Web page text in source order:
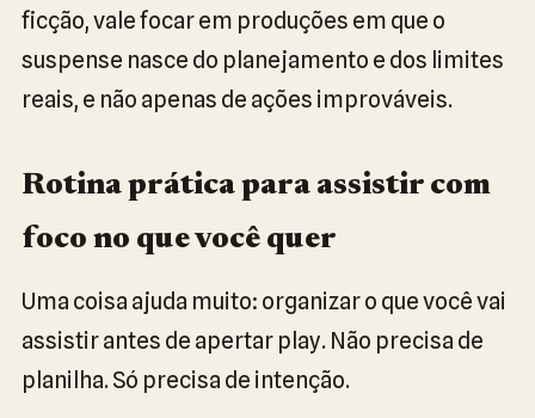
ficção, vale focar em produções em que o
suspense nasce do planejamento e dos limites
reais, e não apenas de ações improváveis.
Rotina prática para assistir com
foco no que você quer
Uma coisa ajuda muito: organizar o que você vai
assistir antes de apertar play. Não precisa de
planilha. Só precisa de intenção.